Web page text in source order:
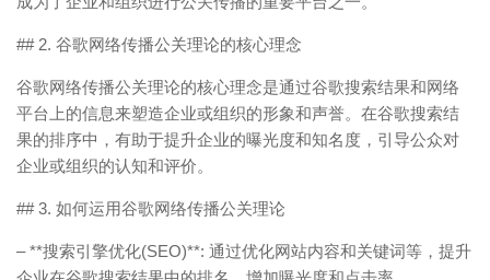
## 2. 谷歌网络传播公关理论的核心理念
谷歌网络传播公关理论的核心理念是通过谷歌搜索结果和网络
平台上的信息来塑造企业或组织的形象和声誉。在谷歌搜索结
果的排序中，有助于提升企业的曝光度和知名度，引导公众对
企业或组织的认知和评价。
## 3. 如何运用谷歌网络传播公关理论
– **搜索引擎优化(SEO)**: 通过优化网站内容和关键词等，提升